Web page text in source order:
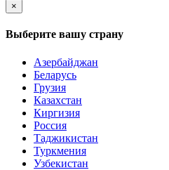
×
Выберите вашу страну
Азербайджан
Беларусь
Грузия
Казахстан
Киргизия
Россия
Таджикистан
Туркмения
Узбекистан